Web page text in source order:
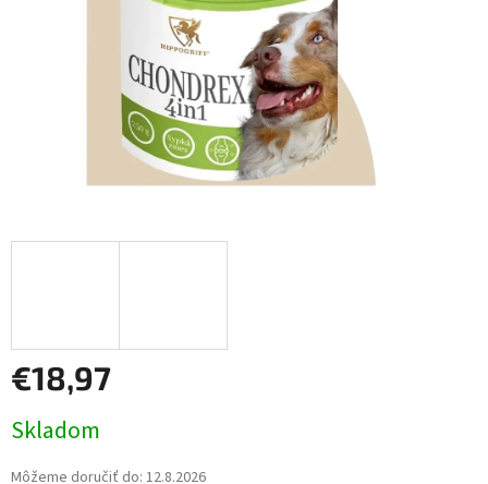
€18,97
cena:
Skladom
Môžeme doručiť do: 12.8.2026